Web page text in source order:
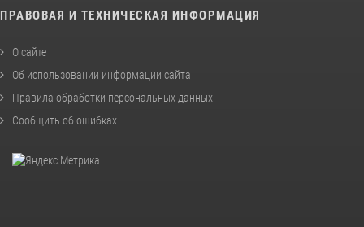
ПРАВОВАЯ И ТЕХНИЧЕСКАЯ ИНФОРМАЦИЯ
О сайте
Об использовании информации сайта
Правила обработки персональных данных
Сообщить об ошибках